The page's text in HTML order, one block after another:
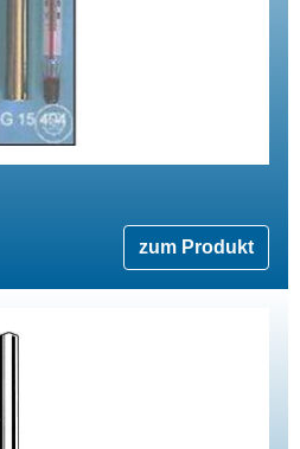
zum Produkt